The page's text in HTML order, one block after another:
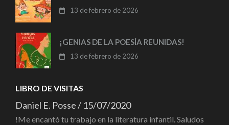
13 de febrero de 2026
¡GENIAS DE LA POESÍA REUNIDAS!
13 de febrero de 2026
LIBRO DE VISITAS
Daniel E. Posse/ 15/07/2020
!Me encantó tu trabajo en la literatura infantil. Saludos